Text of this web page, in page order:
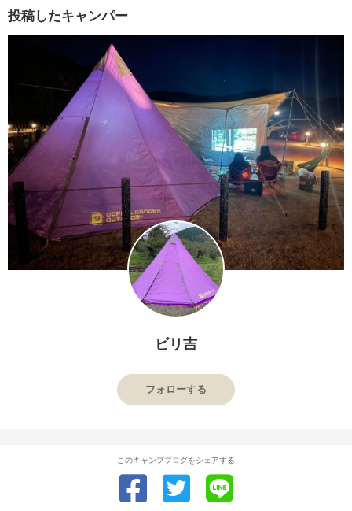
投稿したキャンパー
ビリ吉
フォローする
このキャンプブログをシェアする